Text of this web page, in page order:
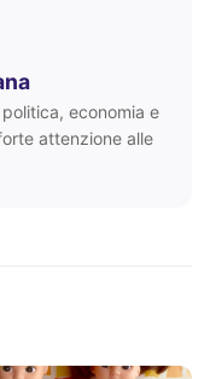
economia e
attenzione alle